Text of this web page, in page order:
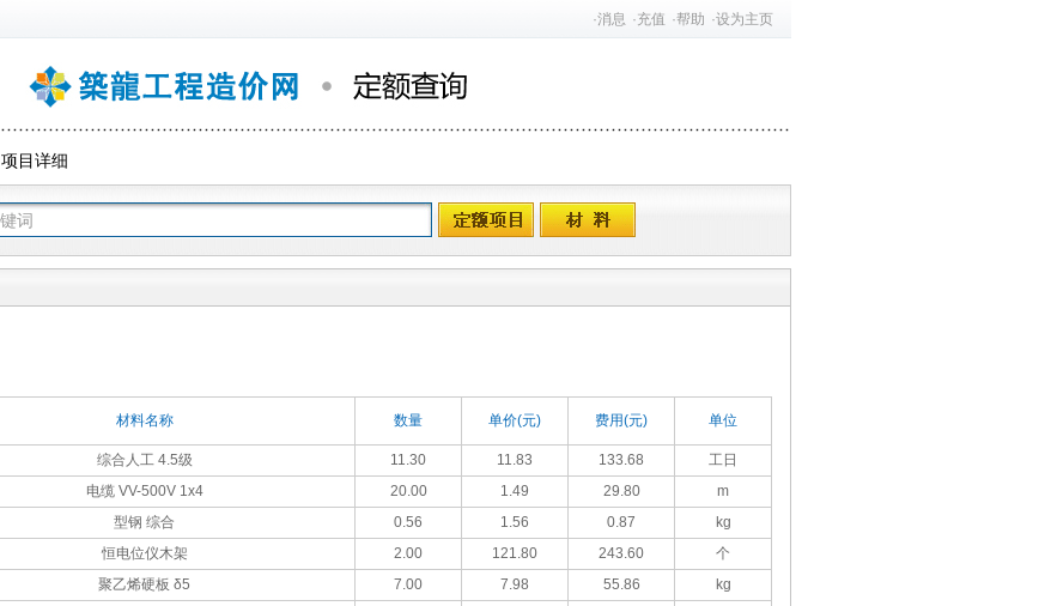
·消息 ·充值 ·帮助 ·设为主页
项目详细
材料名称 数量 单价(元) 费用(元) 单位
综合人工 4.5级 11.30 11.83 133.68 工日
电缆 VV-500V 1x4 20.00 1.49 29.80
m
型钢 综合 0.56 1.56 0.87
kg
恒电位仪木架 2.00 121.80 243.60
个
聚乙烯硬板 δ5 7.00 7.98 55.86
kg